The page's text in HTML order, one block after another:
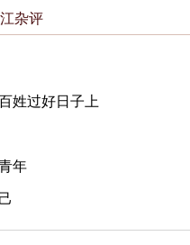
杂评
姓过好日子上
年